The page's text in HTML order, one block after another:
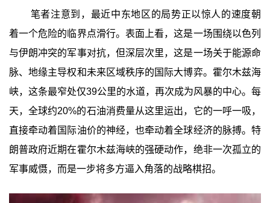
笔者注意到，最近中东地区的局势正以惊人的速度朝
着一个危险的临界点滑行。表面上看，这是一场围绕以色列
与伊朗冲突的军事对抗，但深层次里，这是一场关于能源命
脉、地缘主导权和未来区域秩序的国际大博弈。霍尔木兹海
峡，这条最窄处仅39公里的水道，再次成为风暴的中心。每
天，全球约20%的石油消费量从这里运出，它的一呼一吸，
直接牵动着国际油价的神经，也牵动着全球经济的脉搏。特
朗普政府近期在霍尔木兹海峡的强硬动作，绝非一次孤立的
军事威慑，而是一步将多方逼入角落的战略棋招。